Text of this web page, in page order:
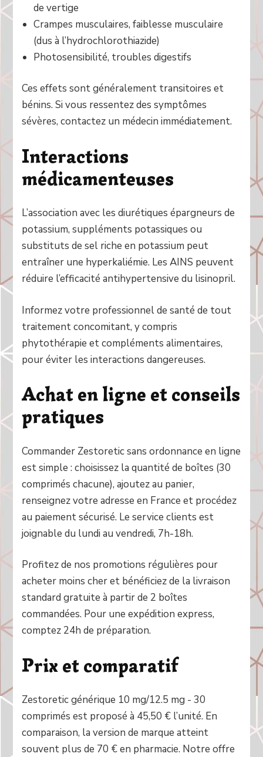
de vertige
Crampes musculaires, faiblesse musculaire
(dus à l’hydrochlorothiazide)
Photosensibilité, troubles digestifs
Ces effets sont généralement transitoires et
bénins. Si vous ressentez des symptômes
sévères, contactez un médecin immédiatement.
Interactions
médicamenteuses
L’association avec les diurétiques épargneurs de
potassium, suppléments potassiques ou
substituts de sel riche en potassium peut
entraîner une hyperkaliémie. Les AINS peuvent
réduire l’efficacité antihypertensive du lisinopril.
Informez votre professionnel de santé de tout
traitement concomitant, y compris
phytothérapie et compléments alimentaires,
pour éviter les interactions dangereuses.
Achat en ligne et conseils
pratiques
Commander Zestoretic sans ordonnance en ligne
est simple : choisissez la quantité de boîtes (30
comprimés chacune), ajoutez au panier,
renseignez votre adresse en France et procédez
au paiement sécurisé. Le service clients est
joignable du lundi au vendredi, 7h-18h.
Profitez de nos promotions régulières pour
acheter moins cher et bénéficiez de la livraison
standard gratuite à partir de 2 boîtes
commandées. Pour une expédition express,
comptez 24h de préparation.
Prix et comparatif
Zestoretic générique 10 mg/12.5 mg - 30
comprimés est proposé à 45,50 € l’unité. En
comparaison, la version de marque atteint
souvent plus de 70 € en pharmacie. Notre offre